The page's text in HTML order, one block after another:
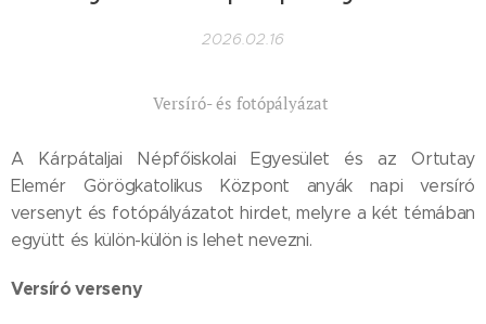
2026.02.16
Versíró- és fotópályázat
A Kárpátaljai Népfőiskolai Egyesület és az Ortutay
Elemér Görögkatolikus Központ anyák napi versíró
versenyt és fotópályázatot hirdet, melyre a két témában
együtt és külön-külön is lehet nevezni.
Versíró verseny